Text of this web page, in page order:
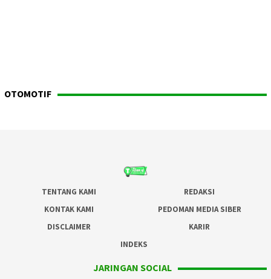
OTOMOTIF
TENTANG KAMI
REDAKSI
KONTAK KAMI
PEDOMAN MEDIA SIBER
DISCLAIMER
KARIR
INDEKS
JARINGAN SOCIAL